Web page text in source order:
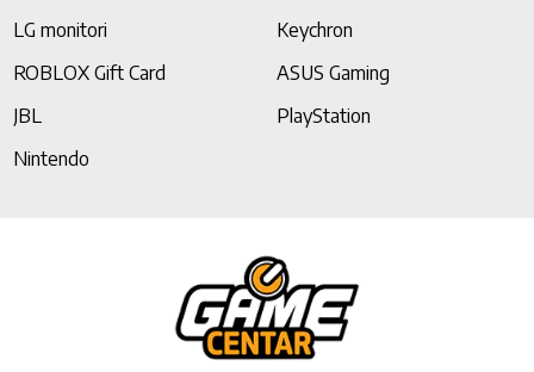
LG monitori
Keychron
ROBLOX Gift Card
ASUS Gaming
JBL
PlayStation
Nintendo